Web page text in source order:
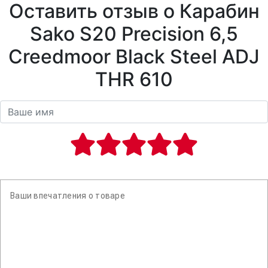
Оставить отзыв о Карабин
Sako S20 Precision 6,5
Creedmoor Black Steel ADJ
THR 610